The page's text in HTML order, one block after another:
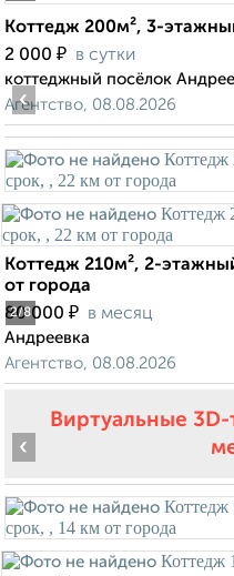
Коттедж 200м², 3-
2 000 ₽ в сутки
коттеджный посёлок
Агентство, 08.08.2026
2/8
‹
Коттедж 210м², 2-
от города
80 000 ₽ в месяц
Андреевка
Агентство, 08.08.2026
Виртуальные
‹